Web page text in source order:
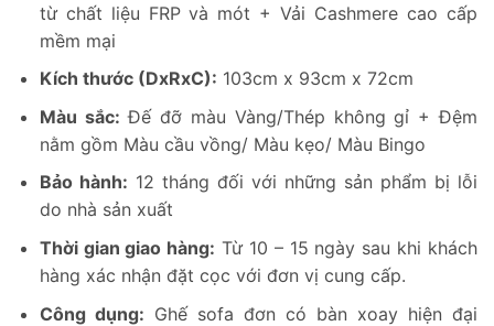
từ chất liệu FRP và mót + Vải Cashmere cao cấp
mềm mại
Kích thước (DxRxC): 103cm x 93cm x 72cm
Màu sắc: Đế đỡ màu Vàng/Thép không gỉ + Đệm
nằm gồm Màu cầu vồng/ Màu kẹo/ Màu Bingo
Bảo hành: 12 tháng đối với những sản phẩm bị lỗi
do nhà sản xuất
Thời gian giao hàng: Từ 10 – 15 ngày sau khi khách
hàng xác nhận đặt cọc với đơn vị cung cấp.
Công dụng: Ghế sofa đơn có bàn xoay hiện đại